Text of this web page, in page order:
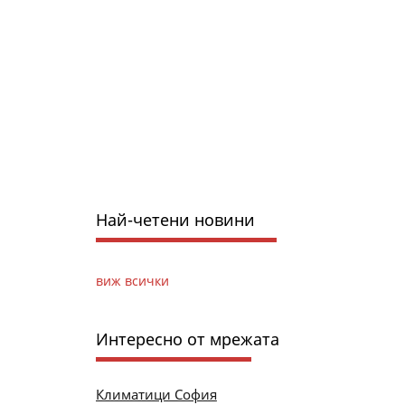
Най-четени новини
виж всички
Интересно от мрежата
Климатици София